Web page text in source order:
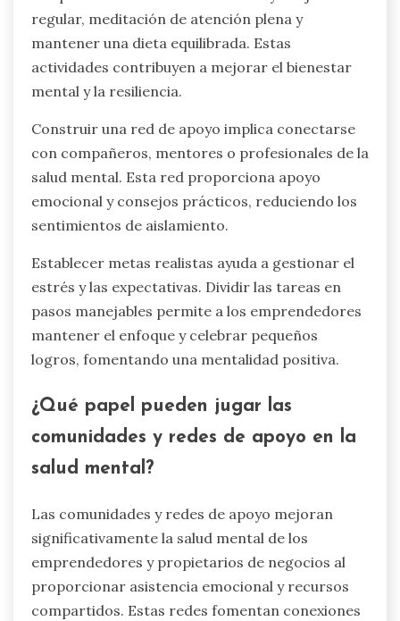
regular, meditación de atención plena y
mantener una dieta equilibrada. Estas
actividades contribuyen a mejorar el bienestar
mental y la resiliencia.
Construir una red de apoyo implica conectarse
con compañeros, mentores o profesionales de la
salud mental. Esta red proporciona apoyo
emocional y consejos prácticos, reduciendo los
sentimientos de aislamiento.
Establecer metas realistas ayuda a gestionar el
estrés y las expectativas. Dividir las tareas en
pasos manejables permite a los emprendedores
mantener el enfoque y celebrar pequeños
logros, fomentando una mentalidad positiva.
¿Qué papel pueden jugar las
comunidades y redes de apoyo en la
salud mental?
Las comunidades y redes de apoyo mejoran
significativamente la salud mental de los
emprendedores y propietarios de negocios al
proporcionar asistencia emocional y recursos
compartidos. Estas redes fomentan conexiones